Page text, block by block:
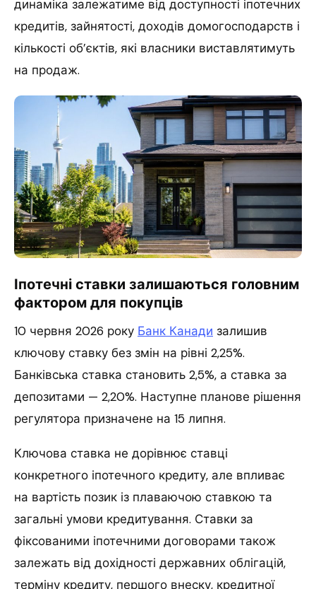
динаміка залежатиме від доступності іпотечних
кредитів, зайнятості, доходів домогосподарств і
кількості об’єктів, які власники виставлятимуть
на продаж.
Іпотечні ставки залишаються головним
фактором для покупців
10 червня 2026 року Банк Канади залишив
ключову ставку без змін на рівні 2,25%.
Банківська ставка становить 2,5%, а ставка за
депозитами — 2,20%. Наступне планове рішення
регулятора призначене на 15 липня.
Ключова ставка не дорівнює ставці
конкретного іпотечного кредиту, але впливає
на вартість позик із плаваючою ставкою та
загальні умови кредитування. Ставки за
фіксованими іпотечними договорами також
залежать від дохідності державних облігацій,
терміну кредиту, першого внеску, кредитної